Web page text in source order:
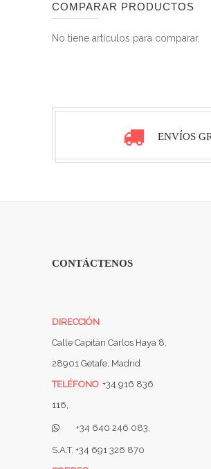
COMPARAR PRODUCTOS
No tiene artículos para comparar.
ENVÍOS
CONTÁCTENOS
DIRECCIÓN
Calle Capitán Carlos Haya 8,
28901 Getafe, Madrid
TELÉFONO +34 916 836
116,
+34 640 246 083,
S.A.T. +34 691 326 870